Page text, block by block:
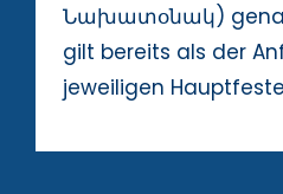
Նախատօնակ)
gilt bereits als der
jeweiligen